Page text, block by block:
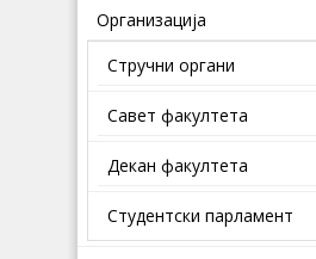
Организација
Стручни органи
Савет факултета
Декан факултета
Студентски парламент